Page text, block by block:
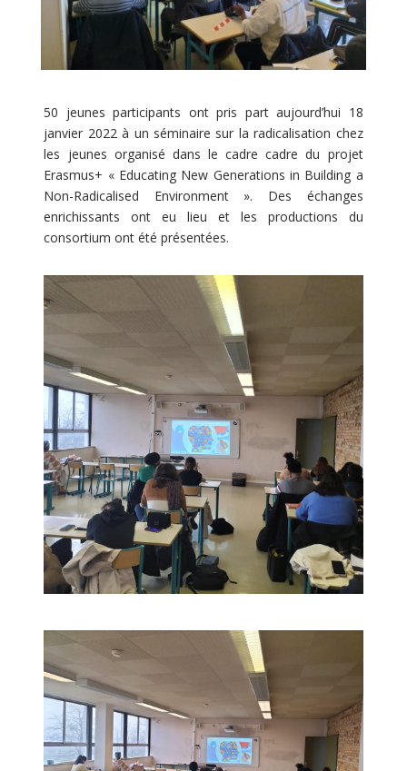
50 jeunes participants ont pris part aujourd’hui 18
janvier 2022 à un séminaire sur la radicalisation chez
les jeunes organisé dans le cadre cadre du projet
Erasmus+ « Educating New Generations in Building a
Non-Radicalised Environment ». Des échanges
enrichissants ont eu lieu et les productions du
consortium ont été présentées.